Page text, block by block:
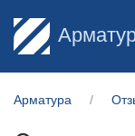
Арматура